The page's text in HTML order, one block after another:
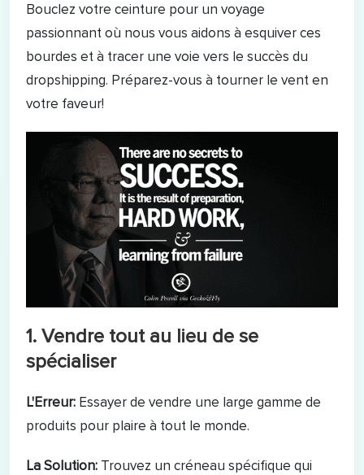
Bouclez votre ceinture pour un voyage
passionnant où nous vous aidons à esquiver ces
bourdes et à tracer une voie vers le succès du
dropshipping. Préparez-vous à tourner le vent en
votre faveur!
1. Vendre tout au lieu de se
spécialiser
L'Erreur: Essayer de vendre une large gamme de
produits pour plaire à tout le monde.
La Solution: Trouvez un créneau spécifique qui